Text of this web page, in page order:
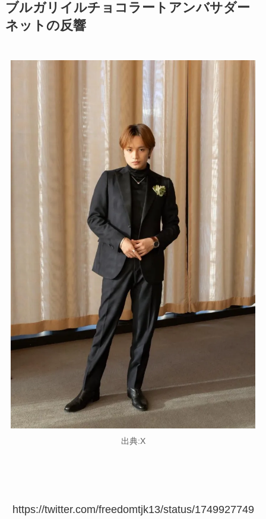
ブルガリイルチョコラートアンバサダー
ネットの反響
出典:X
https://twitter.com/freedomtjk13/status/1749927749